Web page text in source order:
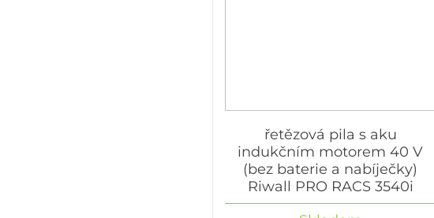
řetězová pila s aku
indukčním motorem 40 V
(bez baterie a nabíječky)
Riwall PRO RACS 3540i
řetězová pila s aku indukčním